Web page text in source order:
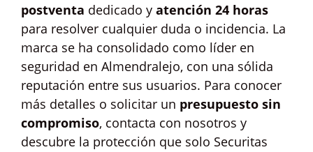
postventa dedicado y atención 24 horas
para resolver cualquier duda o incidencia. La
marca se ha consolidado como líder en
seguridad en Almendralejo, con una sólida
reputación entre sus usuarios. Para conocer
más detalles o solicitar un presupuesto sin
compromiso, contacta con nosotros y
descubre la protección que solo Securitas